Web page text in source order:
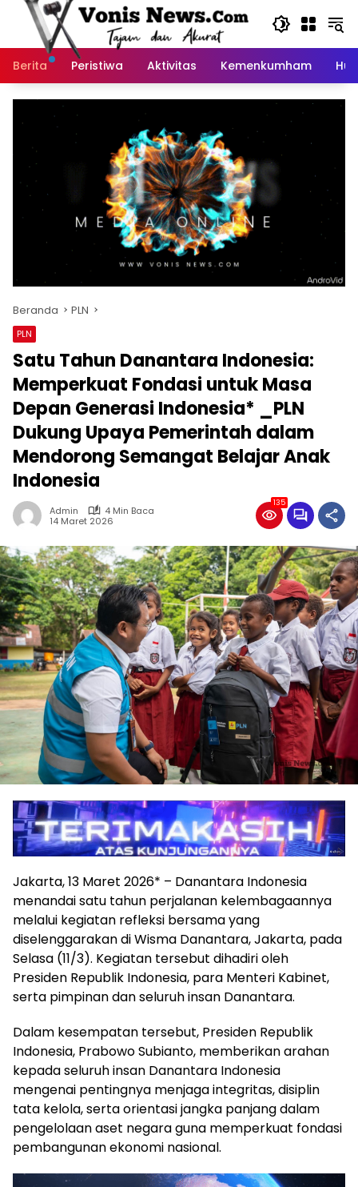
Langsung
Berita
Peristiwa Aktivitas Kemenkumham
Beranda PLN
PLN
Satu Tahun Danantara Indonesia:
Memperkuat Fondasi untuk Masa
Depan Generasi Indonesia* _PLN
Dukung Upaya Pemerintah dalam
Mendorong Semangat Belajar Anak
Indonesia
Admin
4 Min Baca
14 Maret 2026
135
Jakarta, 13 Maret 2026* – Danantara Indonesia
menandai satu tahun perjalanan kelembagaannya
melalui kegiatan refleksi bersama yang
diselenggarakan di Wisma Danantara, Jakarta, pada
Selasa (11/3). Kegiatan tersebut dihadiri oleh
Presiden Republik Indonesia, para Menteri Kabinet,
serta pimpinan dan seluruh insan Danantara.
Dalam kesempatan tersebut, Presiden Republik
Indonesia, Prabowo Subianto, memberikan arahan
kepada seluruh insan Danantara Indonesia
mengenai pentingnya menjaga integritas, disiplin
tata kelola, serta orientasi jangka panjang dalam
pengelolaan aset negara guna memperkuat fondasi
pembangunan ekonomi nasional.